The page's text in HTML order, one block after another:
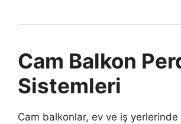
Cam Balkon
Sistemleri
Cam balkonlar, ev ve iş